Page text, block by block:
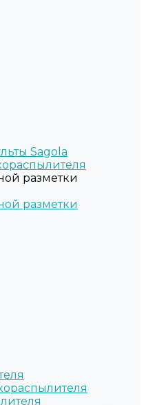
Sagola
разметки
разметки